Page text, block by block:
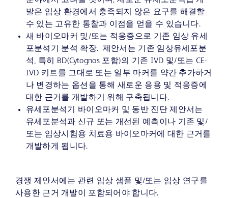
발은 임상 환경에서 충족되지 않은 요구를 해결할
수 있는 고유한 통찰과 이점을 얻을 수 있습니다.
새 바이오마커 및/또는 적응증으로 기존 임상 유세
포분석기 분석 확장. 제안서는 기존 임상유세포분
석, 특히 BD(Cytognos 포함)의 기존 IVD 및/또는 CE-
IVD 키트를 그대로 또는 일부 마커를 약간 추가하거
나 변경하는 옵션을 통해 새로운 응용 및 적응증에
대한 근거를 개발하기 위해 구축됩니다.
유세포분석기 바이오마커 및 동반 진단 제안서는
유세포분석과 신규 또는 개선된 예측이나 기존 및/
또는 임상시험용 치료용 바이오마커에 대한 근거를
개발하게 됩니다.
경쟁 제안서에는 관련 임상 샘플 및/또는 임상 연구를
사용한 근거 개발이 포함되어야 합니다.